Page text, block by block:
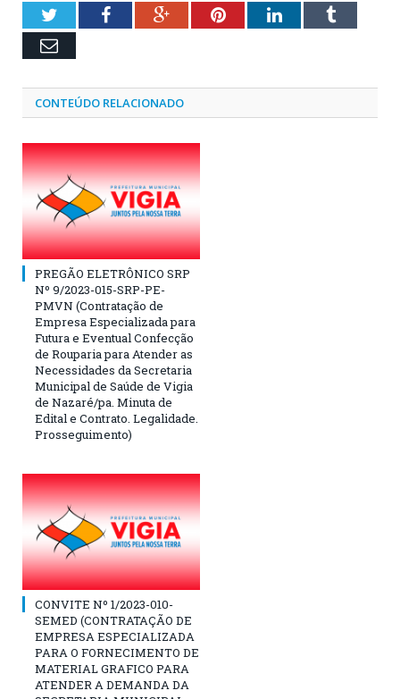
TwitterFacebookGoogle+PinterestLinkedInTumblr
Email
CONTEÚDO RELACIONADO
PREGÃO ELETRÔNICO SRP
Nº 9/2023-015-SRP-PE-
PMVN (Contratação de
Empresa Especializada para
Futura e Eventual Confecção
de Rouparia para Atender as
Necessidades da Secretaria
Municipal de Saúde de Vigia
de Nazaré/pa. Minuta de
Edital e Contrato. Legalidade.
Prosseguimento)
CONVITE Nº 1/2023-010-
SEMED (CONTRATAÇÃO DE
EMPRESA ESPECIALIZADA
PARA O FORNECIMENTO DE
MATERIAL GRAFICO PARA
ATENDER A DEMANDA DA